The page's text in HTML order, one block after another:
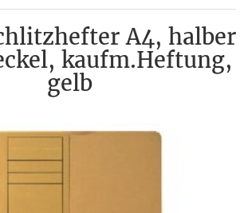
A4, halber
kaufm.Heftung,
gelb